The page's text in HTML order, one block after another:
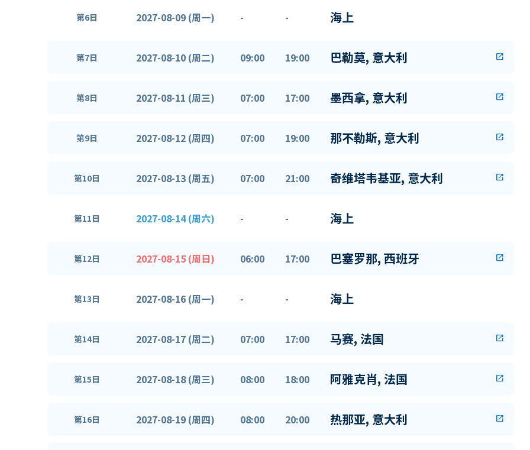
第6日 2027-08-09 (周一) - - 海上
第7日 2027-08-10 (周二) 09:00 19:00 巴勒莫, 意大利 open_in_new
第8日 2027-08-11 (周三) 07:00 17:00 墨西拿, 意大利 open_in_new
第9日 2027-08-12 (周四) 07:00 19:00 那不勒斯, 意大利 open_in_new
第10日 2027-08-13 (周五) 07:00 21:00 奇维塔韦基亚, 意大利 open_in_new
第11日 2027-08-14 (周六) - - 海上
第12日 2027-08-15 (周日) 06:00 17:00 巴塞罗那, 西班牙 open_in_new
第13日 2027-08-16 (周一) - - 海上
第14日 2027-08-17 (周二) 07:00 17:00 马赛, 法国 open_in_new
第15日 2027-08-18 (周三) 08:00 18:00 阿雅克肖, 法国 open_in_new
第16日 2027-08-19 (周四) 08:00 20:00 热那亚, 意大利 open_in_new